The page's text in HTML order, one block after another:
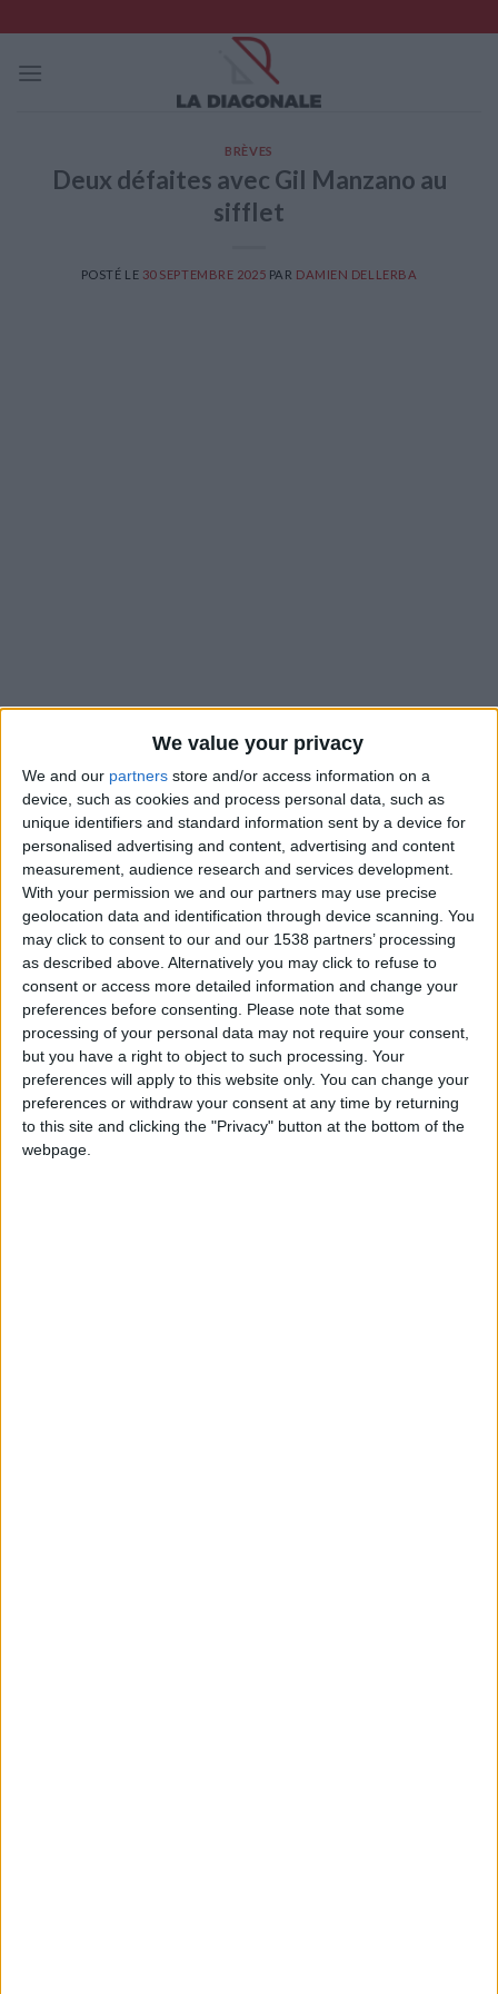
We value your privacy
We and our partners store and/or access information on a
device, such as cookies and process personal data, such as
unique identifiers and standard information sent by a device for
personalised advertising and content, advertising and content
measurement, audience research and services development.
With your permission we and our partners may use precise
geolocation data and identification through device scanning. You
may click to consent to our and our 1538 partners’ processing
as described above. Alternatively you may click to refuse to
consent or access more detailed information and change your
preferences before consenting.
Please note that some
processing of your personal data may not require your consent,
but you have a right to object to such processing. Your
preferences will apply to this website only. You can change your
preferences or withdraw your consent at any time by returning
to this site and clicking the "Privacy" button at the bottom of the
webpage.
to
content
BRÈVES
Deux défaites avec Gil Manzano au
sifflet
POSTÉ LE 30 SEPTEMBRE 2025 PAR DAMIEN DELLERBA
L’AS Monaco avait affronté et éliminé Manchester City en
Ligue des champions en 2017. Un parcours fantastique qui
avait débuté en juillet 2016 avec un troisième tour
préliminaire contre Fenerbahçe et un match aller que les
Monégasques avaient perdu (1-2) en Turquie. L’arbitre de
cette rencontre était Jesus Gil Manzano et c’est lui que l’on
retrouvera au sifflet pour cette deuxième journée de C1, pour
ce choc face auxCitizens.
Avec lui, les Rouge et Banc n’ont jamais gagné. En août 2022, à
nouveau pour une rencontre de troisième tour préliminaire,
les Monégasques avaient été éliminés par le PSV Eindhoven